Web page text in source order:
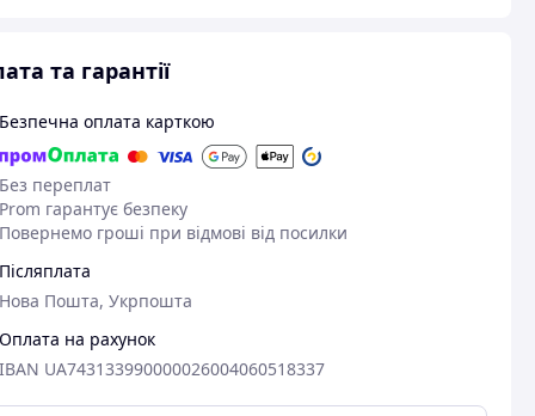
та гарантії
Безпечна оплата карткою
Без переплат
Prom гарантує безпеку
Повернемо гроші при відмові від посилки
Післяплата
Нова Пошта, Укрпошта
Оплата на рахунок
IBAN UA743133990000026004060518337